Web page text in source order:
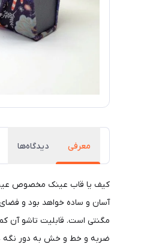
معرفی دیدگاه‌ها
کیف یا قاب عینک مخصوص عینک
آسان و ساده خواهد بود و
مگنتی است. قابلیت تاشو آن
ضربه و خط و خش به دور نگه